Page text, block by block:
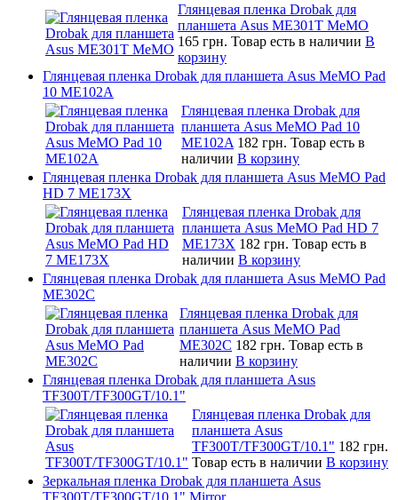
Глянцевая пленка Drobak для
планшета Asus ME301T MeMO
165 грн. Товар есть в наличии В
корзину
Глянцевая пленка Drobak для планшета Asus MeMO Pad
10 ME102A
Глянцевая пленка Drobak для
планшета Asus MeMO Pad 10
ME102A 182 грн. Товар есть в
наличии В корзину
Глянцевая пленка Drobak для планшета Asus MeMO Pad
HD 7 ME173X
Глянцевая пленка Drobak для
планшета Asus MeMO Pad HD 7
ME173X 182 грн. Товар есть в
наличии В корзину
Глянцевая пленка Drobak для планшета Asus MeMO Pad
ME302C
Глянцевая пленка Drobak для
планшета Asus MeMO Pad
ME302C 182 грн. Товар есть в
наличии В корзину
Глянцевая пленка Drobak для планшета Asus
TF300T/TF300GT/10.1"
Глянцевая пленка Drobak для
планшета Asus
TF300T/TF300GT/10.1" 182 грн.
Товар есть в наличии В корзину
Зеркальная пленка Drobak для планшета Asus
TF300T/TF300GT/10.1" Mirror